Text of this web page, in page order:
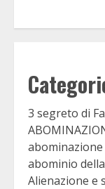
3 segreto di
abominio
Alienazione e